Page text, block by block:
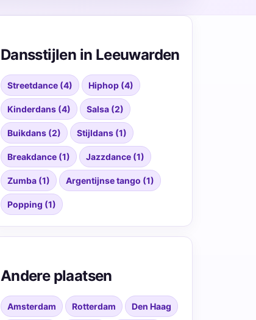
Dansstijlen in Leeuwarden
Streetdance (4) Hiphop (4)
Kinderdans (4) Salsa (2)
Buikdans (2) Stijldans (1)
Breakdance (1) Jazzdance (1)
Zumba (1) Argentijnse tango (1)
Popping (1)
Andere plaatsen
Amsterdam Rotterdam Den Haag